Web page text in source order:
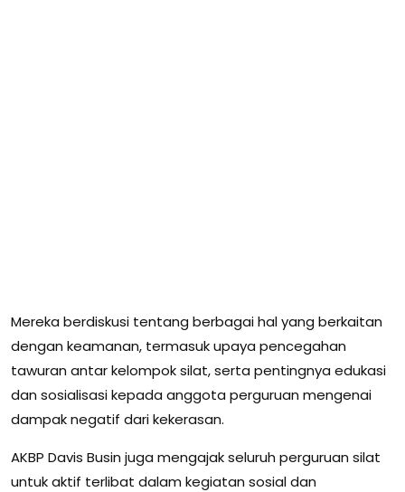
Mereka berdiskusi tentang berbagai hal yang berkaitan
dengan keamanan, termasuk upaya pencegahan
tawuran antar kelompok silat, serta pentingnya edukasi
dan sosialisasi kepada anggota perguruan mengenai
dampak negatif dari kekerasan.
AKBP Davis Busin juga mengajak seluruh perguruan silat
untuk aktif terlibat dalam kegiatan sosial dan